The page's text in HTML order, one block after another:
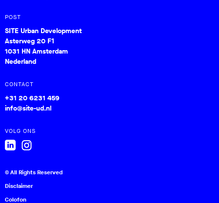
POST
SITE Urban Development
Asterweg 20 F1
1031 HN Amsterdam
Nederland
CONTACT
+31 20 6231 459
info@site-ud.nl
VOLG ONS
© All Rights Reserved
Disclaimer
Colofon